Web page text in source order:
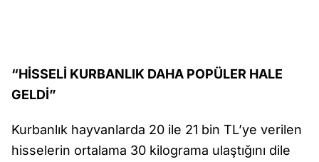
“HİSSELİ KURBANLIK DAHA POPÜLER HALE
GELDİ”
Kurbanlık hayvanlarda 20 ile 21 bin TL’ye verilen
hisselerin ortalama 30 kilograma ulaştığını dile